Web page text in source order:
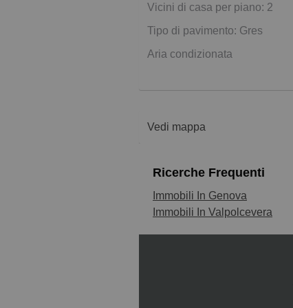
Vicini di casa per piano: 2
Tipo di pavimento: Gres
Aria condizionata
Vedi mappa
Ricerche Frequenti
Immobili In Genova
Immobili In Valpolcevera